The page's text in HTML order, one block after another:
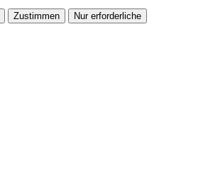
Zustimmen Nur erforderliche